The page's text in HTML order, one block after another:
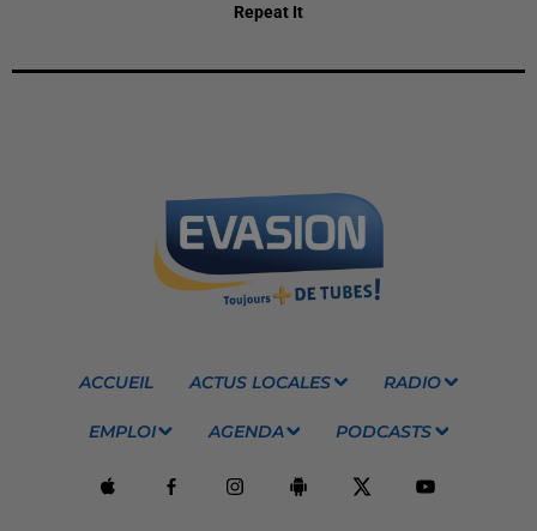
Repeat It
ACCUEIL ACTUS LOCALES RADIO
EMPLOI AGENDA PODCASTS